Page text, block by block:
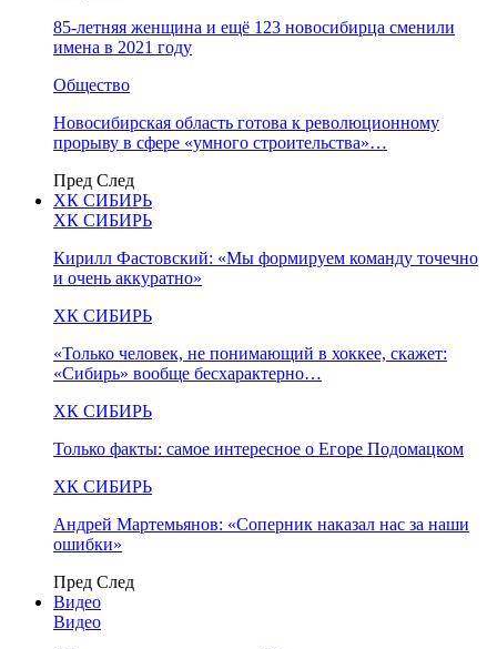
85-летняя женщина и ещё 123 новосибирца сменили
имена в 2021 году
Общество
Новосибирская область готова к революционному
прорыву в сфере «умного строительства»…
Пред След
ХК СИБИРЬ
ХК СИБИРЬ
Кирилл Фастовский: «Мы формируем команду точечно
и очень аккуратно»
ХК СИБИРЬ
«Только человек, не понимающий в хоккее, скажет:
«Сибирь» вообще бесхарактерно…
ХК СИБИРЬ
Только факты: самое интересное о Егоре Подомацком
ХК СИБИРЬ
Андрей Мартемьянов: «Соперник наказал нас за наши
ошибки»
Пред След
Видео
Видео